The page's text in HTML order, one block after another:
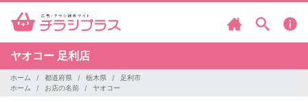
ヤオコー 足利店
ホーム 都道府県 栃木県
足利市
ホーム
お店の名前 ヤオコー